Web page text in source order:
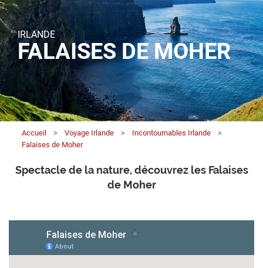
IRLANDE
FALAISES DE MOHER
Accueil > Voyage Irlande > Incontournables Irlande
>
Falaises de Moher
Spectacle de la nature, découvrez les Falaises
de Moher